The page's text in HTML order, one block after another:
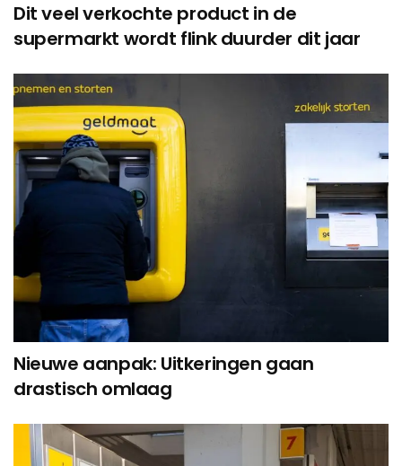
Dit veel verkochte product in de
supermarkt wordt flink duurder dit jaar
Nieuwe aanpak: Uitkeringen gaan
drastisch omlaag